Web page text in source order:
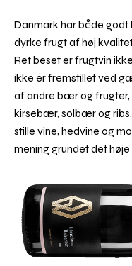
Danmark har både
dyrke frugt af høj
Ret beset er frugtvin
ikke er fremstillet ved
af andre bær og
kirsebær, solbær og ribs.
stille vine, hedvine og
mening grundet det